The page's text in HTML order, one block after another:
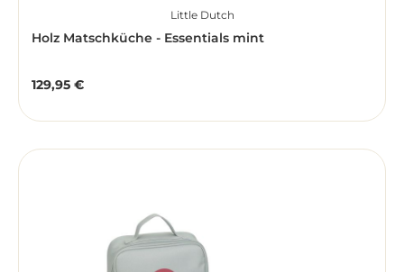
Little Dutch
Holz Matschküche - Essentials mint
Regulärer Preis:
129,95 €